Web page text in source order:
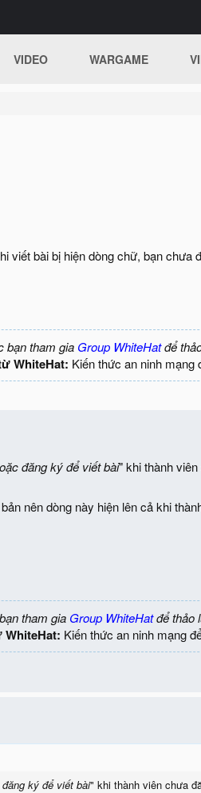
VIDEO WARGAME
viết bài bị hiện dòng chữ, bạn chưa
bạn tham gia Group WhiteHatđể
WhiteHat: Kiến thức an ninh mạng
đăng ký để viết bài" khi thành
nên dòng này hiện lên cả khi
tham gia Group WhiteHatđể thảo
Kiến thức an ninh mạng
ký để viết bài" khi thành viên chưa